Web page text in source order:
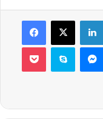
Facebook
X
Pocket Skype